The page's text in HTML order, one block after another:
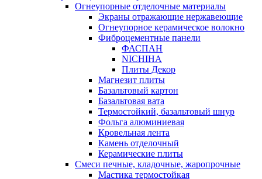
Огнеупорные отделочные материалы
Экраны отражающие нержавеющие
Огнеупорное керамическое волокно
Фиброцементные панели
ФАСПАН
NICHIHA
Плиты Декор
Магнезит плиты
Базальтовый картон
Базальтовая вата
Термостойкий, базальтовый шнур
Фольга алюминиевая
Кровельная лента
Камень отделочный
Керамические плиты
Смеси печные, кладочные, жаропрочные
Мастика термостойкая